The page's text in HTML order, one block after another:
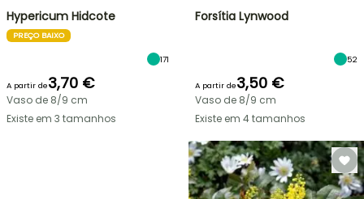
Hypericum Hidcote
PREÇO BAIXO
171
A partir de3,70 €
Vaso de 8/9 cm
Existe em 3 tamanhos
Forsítia Lynwood
52
A partir de3,50 €
Vaso de 8/9 cm
Existe em 4 tamanhos